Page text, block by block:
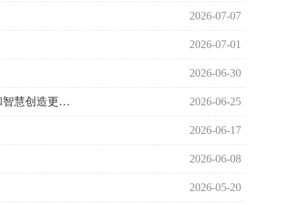
2026-07-07
2026-07-01
2026-06-30
习近平在山东德州考察时强调 以扎实举措推进农业农村现代化 用勤劳和智慧创造更加美好生活 2026-06-25
2026-06-17
2026-06-08
2026-05-20